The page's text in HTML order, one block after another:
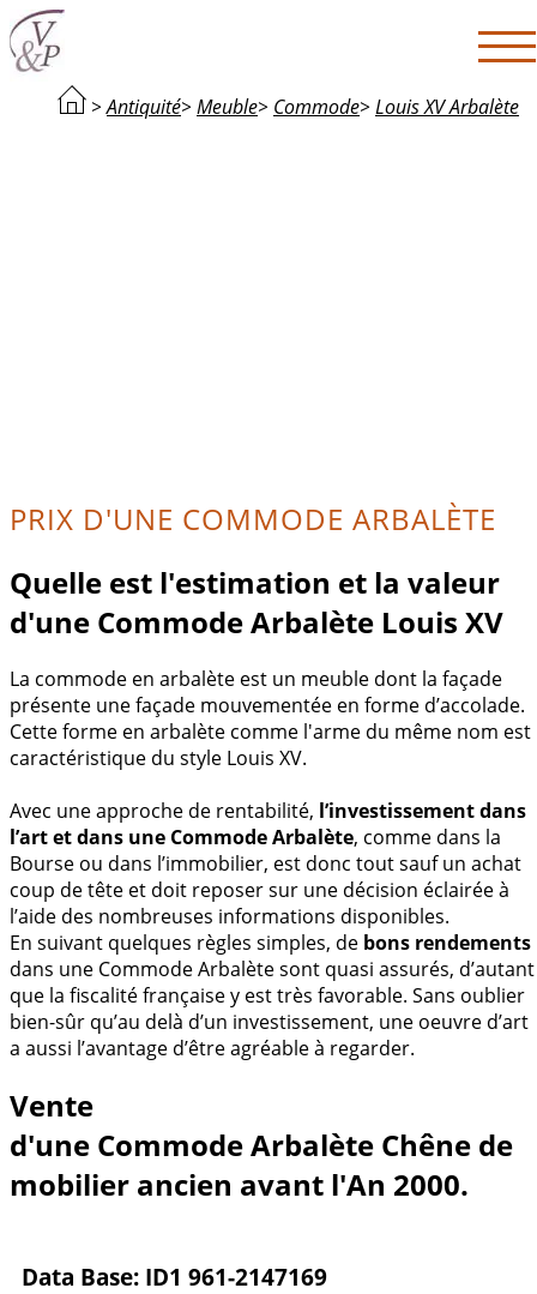
>Antiquité> Meuble> Commode> Louis XV Arbalète
PRIX D'UNE COMMODE ARBALÈTE
Quelle est l'estimation et la valeur
d'une Commode Arbalète Louis XV
La commode en arbalète est un meuble dont la façade
présente une façade mouvementée en forme d’accolade.
Cette forme en arbalète comme l'arme du même nom est
caractéristique du style Louis XV.
Avec une approche de rentabilité, l’investissement dans
l’art et dans une Commode Arbalète, comme dans la
Bourse ou dans l’immobilier, est donc tout sauf un achat
coup de tête et doit reposer sur une décision éclairée à
l’aide des nombreuses informations disponibles.
En suivant quelques règles simples, de bons rendements
dans une Commode Arbalète sont quasi assurés, d’autant
que la fiscalité française y est très favorable. Sans oublier
bien-sûr qu’au delà d’un investissement, une oeuvre d’art
a aussi l’avantage d’être agréable à regarder.
Vente
d'une Commode Arbalète Chêne de
mobilier ancien avant l'An 2000.
Data Base: ID1 961-2147169